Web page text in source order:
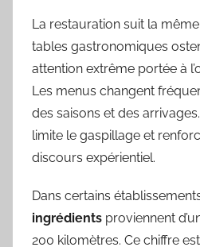
La restauration suit la
tables gastronomiques
attention extrême portée à
Les menus changent
des saisons et des
limite le gaspillage et
discours expérientiel.
Dans certains
ingrédients proviennent
200 kilomètres. Ce chiffre